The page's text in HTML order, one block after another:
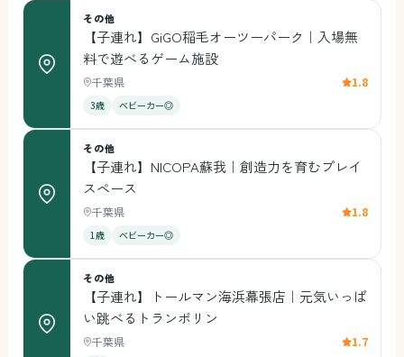
その他
【子連れ】GiGO稲毛オーツーパーク｜入場無
料で遊べるゲーム施設
千葉県 1.8
3歳 ベビーカー◎
その他
【子連れ】NICOPA蘇我｜創造力を育むプレイ
スペース
千葉県 1.8
1歳 ベビーカー◎
その他
【子連れ】トールマン海浜幕張店｜元気いっぱ
い跳べるトランポリン
千葉県 1.7